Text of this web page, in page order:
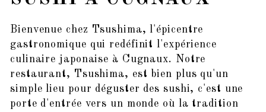
Bienvenue chez Tsushima, l'épicentre
gastronomique qui redéfinit l'expérience
culinaire japonaise à Cugnaux. Notre
restaurant, Tsushima, est bien plus qu'un
simple lieu pour déguster des sushi, c'est une
porte d'entrée vers un monde où la tradition